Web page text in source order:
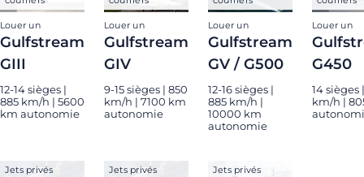
Louer un
Gulfstream
GIII
12-14 sièges |
885 km/h | 5600
km autonomie
Louer un
Gulfstream
GIV
9-15 sièges | 850
km/h | 7100 km
autonomie
Louer un
Gulfstream
GV / G500
12-16 sièges |
885 km/h |
10000 km
autonomie
Louer un
G450
14 sièges
km/h |
Jets privés
Jets privés
Jets privés